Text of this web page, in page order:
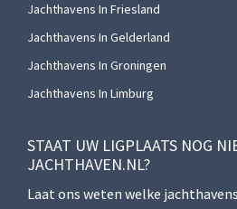
Jachthavens In Friesland
Jachthavens In Gelderland
Jachthavens In Groningen
Jachthavens In Limburg
STAAT UW LIGPLAATS NOG
JACHTHAVEN.NL?
Laat ons weten welke